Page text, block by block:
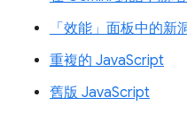
「效能」面板中的新
重複的 JavaScript
舊版 JavaScript